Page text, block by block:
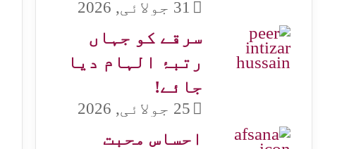
31 جولائی, 2026
سرقے کو جہاں
رتبۂ الہام دیا
جائے!
25 جولائی, 2026
احساس محبت